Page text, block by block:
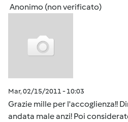
Anonimo (non verificato)
Mar, 02/15/2011 - 10:03
Grazie mille per l'accoglienza!!
andata male anzi! Poi